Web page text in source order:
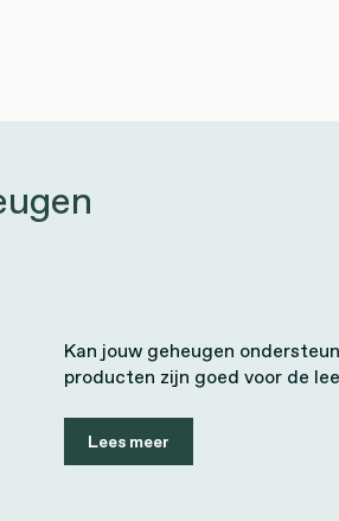
Kan jouw geheugen
producten zijn goed voor de
Lees meer